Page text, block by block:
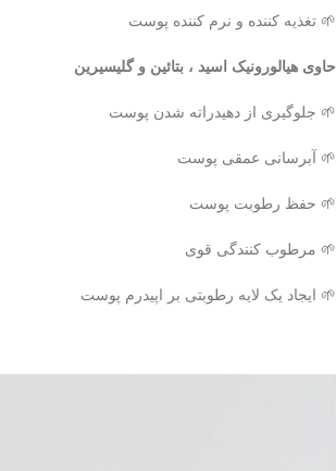
🌱 تغذیه کننده و نرم کننده پوست
حاوی هیالورونیک اسید ، بتائین و گلیسیرین
🌱 جلوگیری از دهیدراته شدن پوست
🌱 آبرسانی عمقی پوست
🌱 حفظ رطوبت پوست
🌱 مرطوب کنندگی قوی
🌱 ایجاد یک لایه رطوبتی بر اپیدرم پوست